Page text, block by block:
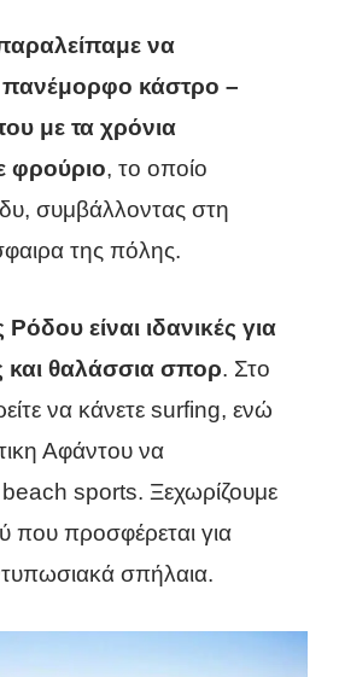
να
κάστρο –
με τα χρόνια
φρούριο, το οποίο
συμβάλλοντας στη
της πόλης.
είναι ιδανικές για
και θαλάσσια σπορ. Στο
να κάνετε surfing, ενώ
Αφάντου να
beach sports. Ξεχωρίζουμε
που προσφέρεται για
σπήλαια.